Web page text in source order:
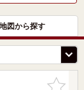
地図から探す
お気に入